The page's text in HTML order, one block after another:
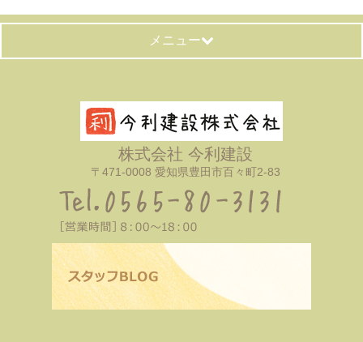
メニュー
株式会社 今利建設
〒471-0008 愛知県豊田市百々町2-83